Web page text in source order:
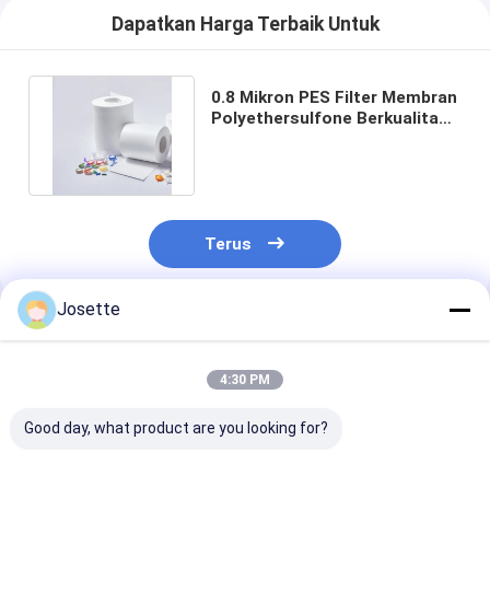
Dapatkan Harga Terbaik Untuk
0.8 Mikron PES Filter Membran
Polyethersulfone Berkualitas
Terus
Rekomendasi Produk
Josette
4:30 PM
Good day, what product are you looking for?